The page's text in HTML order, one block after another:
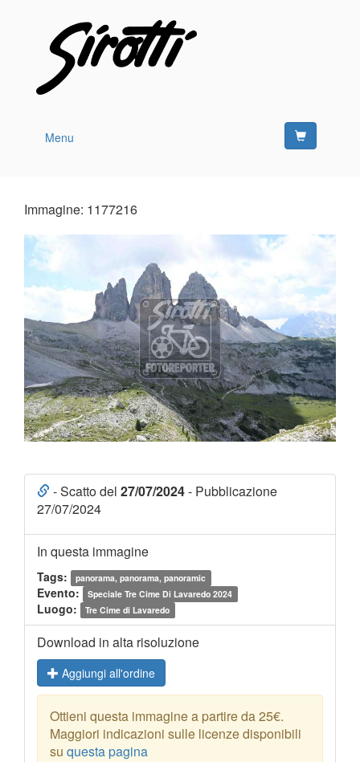
Menu
Immagine: 1177216
- Scatto del 27/07/2024- Pubblicazione
27/07/2024
In questa immagine
Tags: panorama, panorama, panoramic
Evento: Speciale Tre Cime Di Lavaredo 2024
Luogo: Tre Cime di Lavaredo
Download in alta risoluzione
Aggiungi all'ordine
Ottieni questa immagine a partire da 25€.
Maggiori indicazioni sulle licenze disponibili
su questa pagina